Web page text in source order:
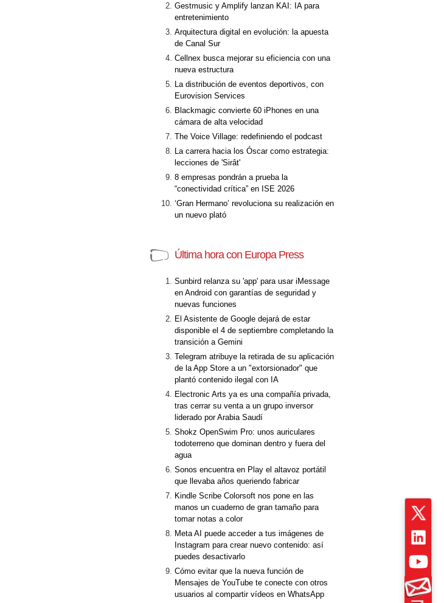
Gestmusic y Amplify lanzan KAI: IA para
entretenimiento
Arquitectura digital en evolución: la apuesta
de Canal Sur
Cellnex busca mejorar su eficiencia con una
nueva estructura
La distribución de eventos deportivos, con
Eurovision Services
Blackmagic convierte 60 iPhones en una
cámara de alta velocidad
The Voice Village: redefiniendo el podcast
La carrera hacia los Óscar como estrategia:
lecciones de 'Sirât'
8 empresas pondrán a prueba la
“conectividad crítica” en ISE 2026
‘Gran Hermano’ revoluciona su realización en
un nuevo plató
Última hora con Europa Press
Sunbird relanza su 'app' para usar iMessage
en Android con garantías de seguridad y
nuevas funciones
El Asistente de Google dejará de estar
disponible el 4 de septiembre completando la
transición a Gemini
Telegram atribuye la retirada de su aplicación
de la App Store a un "extorsionador" que
plantó contenido ilegal con IA
Electronic Arts ya es una compañía privada,
tras cerrar su venta a un grupo inversor
liderado por Arabia Saudí
Shokz OpenSwim Pro: unos auriculares
todoterreno que dominan dentro y fuera del
agua
Sonos encuentra en Play el altavoz portátil
que llevaba años queriendo fabricar
Kindle Scribe Colorsoft nos pone en las
manos un cuaderno de gran tamaño para
tomar notas a color
Meta AI puede acceder a tus imágenes de
Instagram para crear nuevo contenido: así
puedes desactivarlo
Cómo evitar que la nueva función de
Mensajes de YouTube te conecte con otros
usuarios al compartir vídeos en WhatsApp